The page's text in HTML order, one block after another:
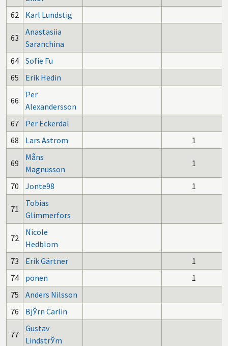
62
Karl Lundstig
63
Anastasiia
Saranchina
64
Sofie Fu
65
Erik Hedin
66
Per
Alexandersson
67
Per Eckerdal
68
Lars Astrom 1
69
Måns
Magnusson
1
70 Jonte98 1
71
Tobias
Glimmerfors
72
Nicole
Hedblom
73
Erik Gärtner
1
74
ponen
1
75
Anders Nilsson
76
BjЎrn Carlin
77
Gustav
LindstrЎm